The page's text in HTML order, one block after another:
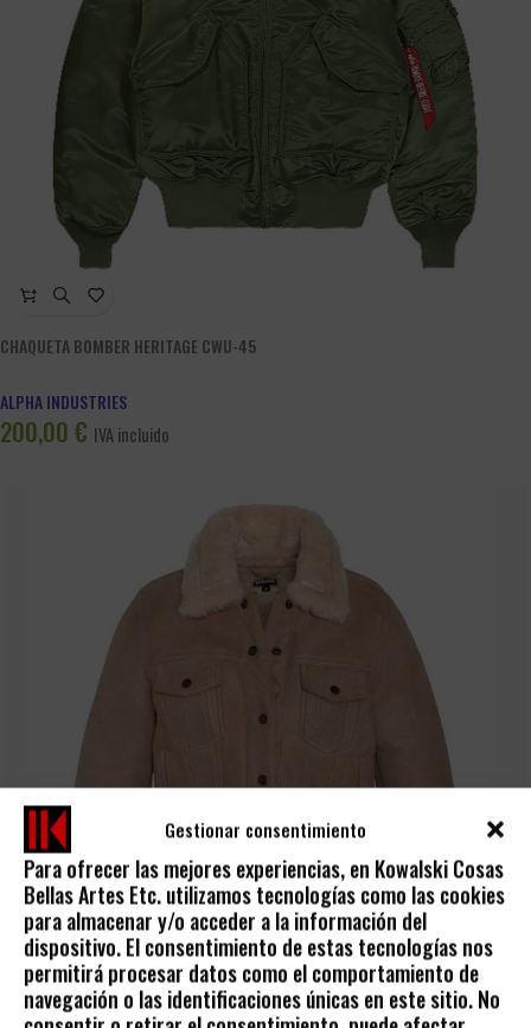
Gestionar consentimiento
Para ofrecer las mejores experiencias, en Kowalski Cosas
Bellas Artes Etc. utilizamos tecnologías como las cookies
para almacenar y/o acceder a la información del
dispositivo. El consentimiento de estas tecnologías nos
permitirá procesar datos como el comportamiento de
navegación o las identificaciones únicas en este sitio. No
CHAQUETA BOMBER HERITAGE CWU-45
ALPHA INDUSTRIES
200,00 € IVA incluido